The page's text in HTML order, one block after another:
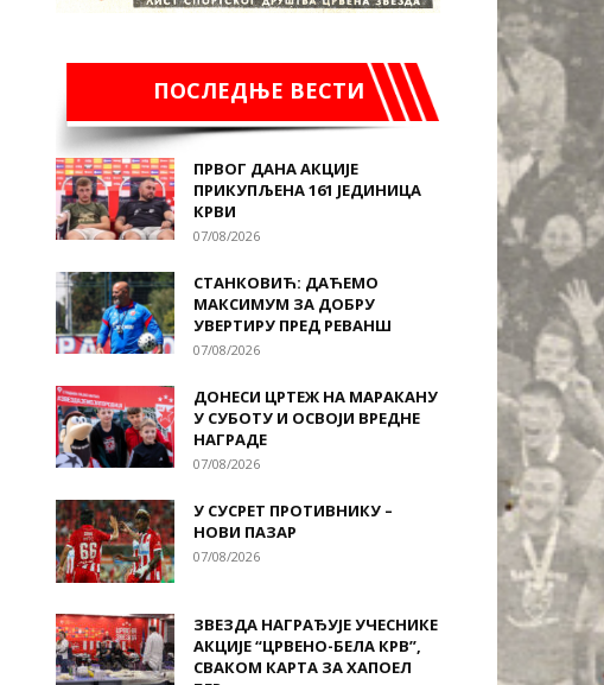
ПОСЛЕДЊЕ ВЕСТИ
ПРВОГ ДАНА АКЦИЈЕ
ПРИКУПЉЕНА 161 ЈЕДИНИЦА
КРВИ
07/08/2026
СТАНКОВИЋ: ДАЋЕМО
МАКСИМУМ ЗА ДОБРУ
УВЕРТИРУ ПРЕД РЕВАНШ
07/08/2026
ДОНЕСИ ЦРТЕЖ НА МАРАКАНУ
У СУБОТУ И ОСВОЈИ ВРЕДНЕ
НАГРАДЕ
07/08/2026
У СУСРЕТ ПРОТИВНИКУ –
НОВИ ПАЗАР
07/08/2026
ЗВЕЗДА НАГРАЂУЈЕ УЧЕСНИКЕ
АКЦИЈЕ “ЦРВЕНО-БЕЛА КРВ”,
СВАКОМ КАРТА ЗА ХАПОЕЛ